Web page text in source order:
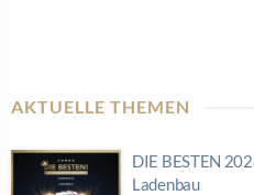
AKTUELLE THEMEN
DIE BESTEN
Ladenbau